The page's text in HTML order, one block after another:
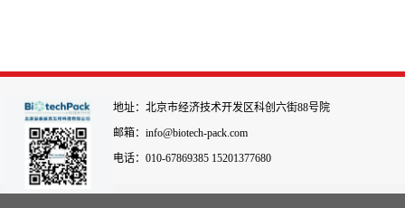
地址：北京市经济技术开发区科创六街88号院
邮箱：info@biotech-pack.com
电话：010-67869385 15201377680